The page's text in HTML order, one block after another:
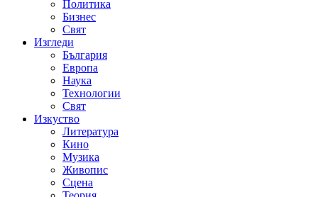
Политика
Бизнес
Свят
Изгледи
България
Европа
Наука
Технологии
Свят
Изкуство
Литература
Кино
Музика
Живопис
Сцена